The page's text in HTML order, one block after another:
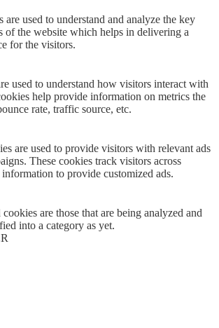
are used to understand and analyze the key
of the website which helps in delivering a
for the visitors.
used to understand how visitors interact with
help provide information on metrics the
rate, traffic source, etc.
are used to provide visitors with relevant ads
These cookies track visitors across
to provide customized ads.
are those that are being analyzed and
into a category as yet.